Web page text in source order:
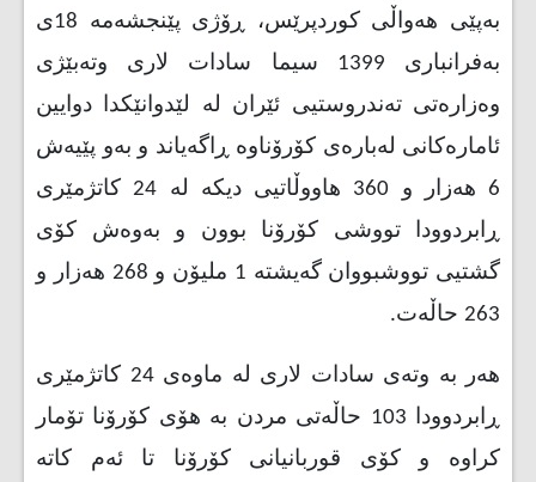
بەپێی هەواڵی کوردپرێس، ڕۆژی پێنجشەمە 18ی
بەفرانباری 1399 سیما سادات لاری وتەبێژی
وەزارەتی تەندروستیی ئێران لە لێدوانێکدا دوایین
ئامارەکانی لەبارەی کۆرۆناوە ڕاگەیاند و بەو پێیەش
6 هەزار و 360 هاووڵاتیی دیکە لە 24 کاتژمێری
ڕابردوودا تووشی کۆرۆنا بوون و بەوەش کۆی
گشتیی تووشبووان گەیشتە 1 ملیۆن و 268 هەزار و
263 حاڵەت.
هەر بە وتەی سادات لاری لە ماوەی 24 کاتژمێری
ڕابردوودا 103 حاڵەتی مردن بە هۆی کۆرۆنا تۆمار
کراوە و کۆی قوربانیانی کۆرۆنا تا ئەم کاتە